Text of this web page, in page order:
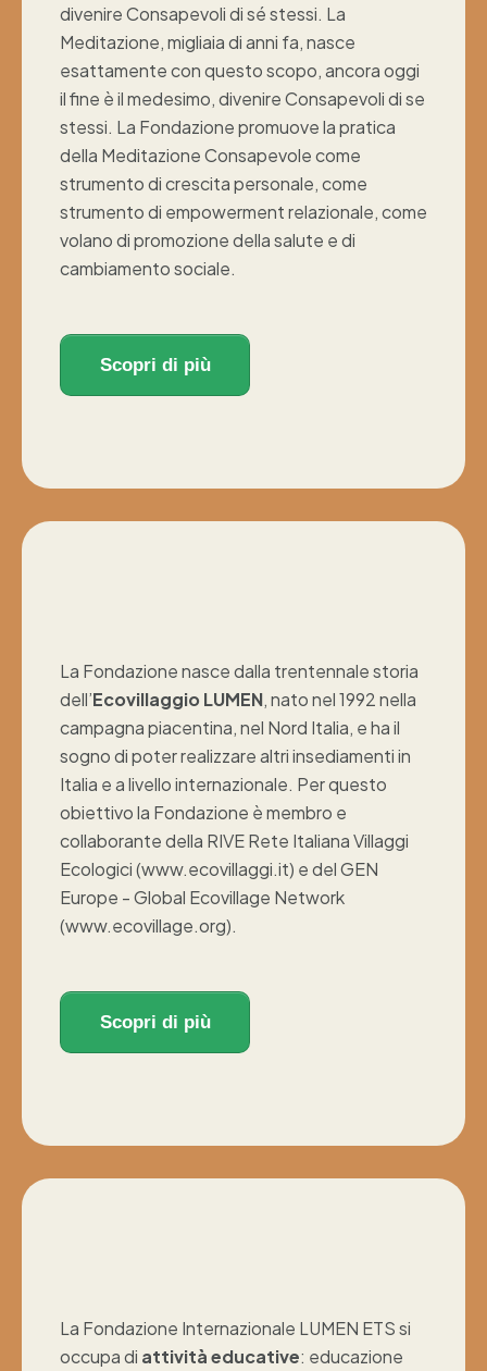
divenire Consapevoli di sé stessi. La
Meditazione, migliaia di anni fa, nasce
esattamente con questo scopo, ancora oggi
il fine è il medesimo, divenire Consapevoli di se
stessi. La Fondazione promuove la pratica
della Meditazione Consapevole come
strumento di crescita personale, come
strumento di empowerment relazionale, come
volano di promozione della salute e di
cambiamento sociale.
Scopri di più
La Fondazione nasce dalla trentennale storia
dell’Ecovillaggio LUMEN, nato nel 1992 nella
campagna piacentina, nel Nord Italia, e ha il
sogno di poter realizzare altri insediamenti in
Italia e a livello internazionale. Per questo
obiettivo la Fondazione è membro e
collaborante della RIVE Rete Italiana Villaggi
Ecologici (www.ecovillaggi.it) e del GEN
Europe - Global Ecovillage Network
(www.ecovillage.org).
Scopri di più
La Fondazione Internazionale LUMEN ETS si
occupa di attività educative: educazione